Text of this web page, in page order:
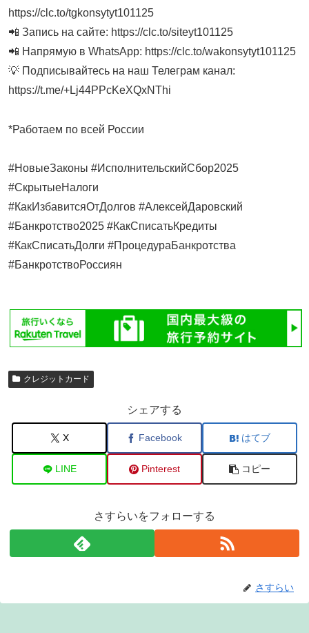
https://clc.to/tgkonsytyt101125
📲 Запись на сайте: https://clc.to/siteyt101125
📲 Напрямую в WhatsApp: https://clc.to/wakonsytyt101125
💡 Подписывайтесь на наш Телеграм канал:
https://t.me/+Lj44PPcKeXQxNThi
*Работаем по всей России
#НовыеЗаконы #ИсполнительскийСбор2025
#СкрытыеНалоги
#КакИзбавитсяОтДолгов #АлексейДаровский
#Банкротство2025 #КакСписатьКредиты
#КакСписатьДолги #ПроцедураБанкротства
#БанкротствоРоссиян
クレジットカード
シェアする
X Facebook はてブ
LINE Pinterest コピー
さすらいをフォローする
さすらい